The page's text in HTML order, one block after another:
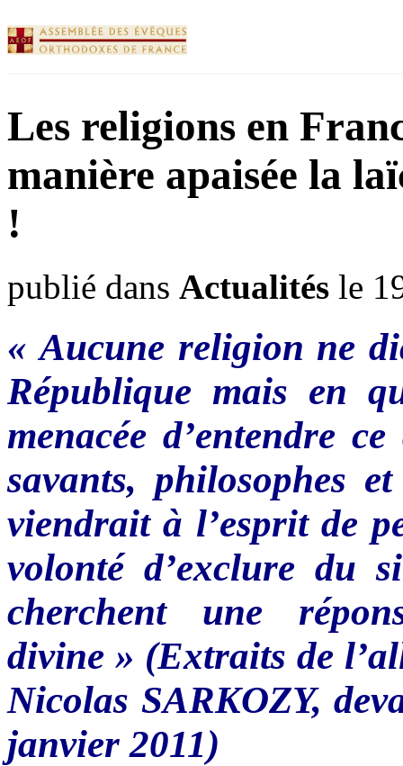
Les religions en
manière apaisée la
!
publié dans Actualités le
«Aucune religion ne
République mais en
menacée d’entendre ce
savants, philosophes
viendrait à l’espritde
volonté d’exclure du
cherchent
une
divine » (Extraits de
Nicolas SARKOZY,
janvier 2011)